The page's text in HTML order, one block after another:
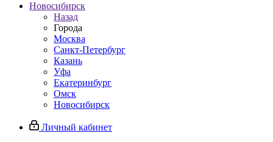
Новосибирск
Назад
Города
Москва
Санкт-Петербург
Казань
Уфа
Екатеринбург
Омск
Новосибирск
Личный кабинет